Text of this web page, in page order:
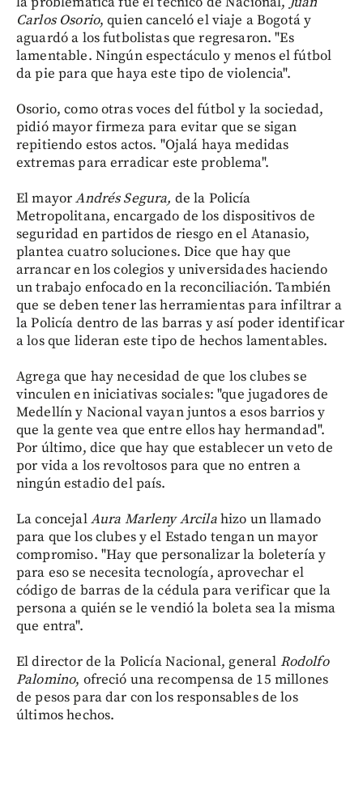
Carlos Osorio, quien canceló el viaje a Bogotá y
aguardó a los futbolistas que regresaron. "Es
lamentable. Ningún espectáculo y menos el fútbol
da pie para que haya este tipo de violencia".
Osorio, como otras voces del fútbol y la sociedad,
pidió mayor firmeza para evitar que se sigan
repitiendo estos actos. "Ojalá haya medidas
extremas para erradicar este problema".
El mayorAndrés Segura, de la Policía
Metropolitana, encargado de los dispositivos de
seguridad en partidos de riesgo en el Atanasio,
plantea cuatro soluciones. Dice que hay que
arrancar en los colegios y universidades haciendo
un trabajo enfocado en la reconciliación. También
que se deben tener las herramientas para infiltrar a
la Policía dentro de las barras y así poder identificar
a los que lideran este tipo de hechos lamentables.
Agrega que hay necesidad de que los clubes se
vinculen en iniciativas sociales: "que jugadores de
Medellín y Nacional vayan juntos a esos barrios y
que la gente vea que entre ellos hay hermandad".
Por último, dice que hay que establecer un veto de
por vida a los revoltosos para que no entren a
ningún estadio del país.
La concejalAura Marleny Arcilahizo un llamado
para que los clubes y el Estado tengan un mayor
compromiso. "Hay que personalizar la boletería y
para eso se necesita tecnología, aprovechar el
código de barras de la cédula para verificar que la
persona a quién se le vendió la boleta sea la misma
que entra".
El director de la Policía Nacional, general Rodolfo
Palomino, ofreció una recompensa de 15 millones
de pesos para dar con los responsables de los
últimos hechos.